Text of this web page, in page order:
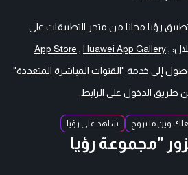
رؤيا مجانا من متجر التطبيقات على
App Store Huawei App Gallery
إلى خدمة "القنوات المباشرة المتعددة"
طريق الدخول على الرابط
وين ما تروح شاهد على رؤيا
"مجموعة رؤيا